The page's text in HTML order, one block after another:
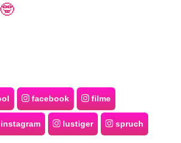
facebook filme
lustiger spruch